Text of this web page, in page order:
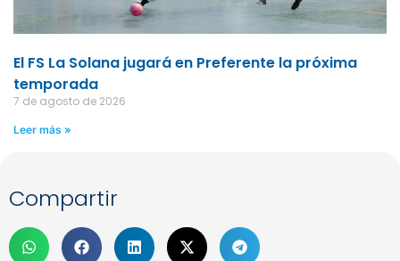
El FS La Solana jugará en Preferente la próxima
temporada
7 de agosto de 2026
Leer más »
Compartir